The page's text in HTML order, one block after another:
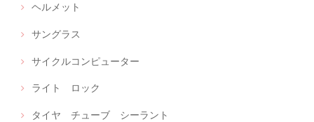
ヘルメット
サングラス
サイクルコンピューター
ライト ロック
タイヤ チューブ シーラント